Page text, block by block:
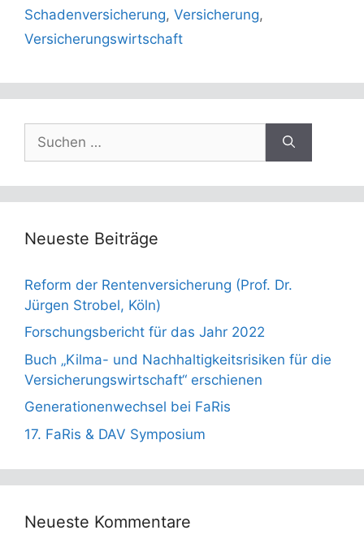
Schadenversicherung, Versicherung,
Versicherungswirtschaft
nach:
Neueste Beiträge
Reform der Rentenversicherung (Prof. Dr.
Jürgen Strobel, Köln)
Forschungsbericht für das Jahr 2022
Buch „Kilma- und Nachhaltigkeitsrisiken für die
Versicherungswirtschaft“ erschienen
Generationenwechsel bei FaRis
17. FaRis & DAV Symposium
Neueste Kommentare